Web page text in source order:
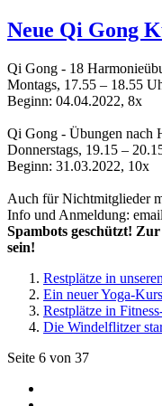
Neue Qi Gong
Qi Gong - 18
Montags, 17.55 – 18.55
Beginn: 04.04.2022, 8x
Qi Gong - Übungen nach
Donnerstags, 19.15 –
Beginn: 31.03.2022, 10x
Auch für Nichtmitglieder
Info und Anmeldung:
Spambots geschützt!
sein!
Restplätze in
Ein neuer Yoga-
Restplätze in
Die Windelflitzer
Seite 6 von 37